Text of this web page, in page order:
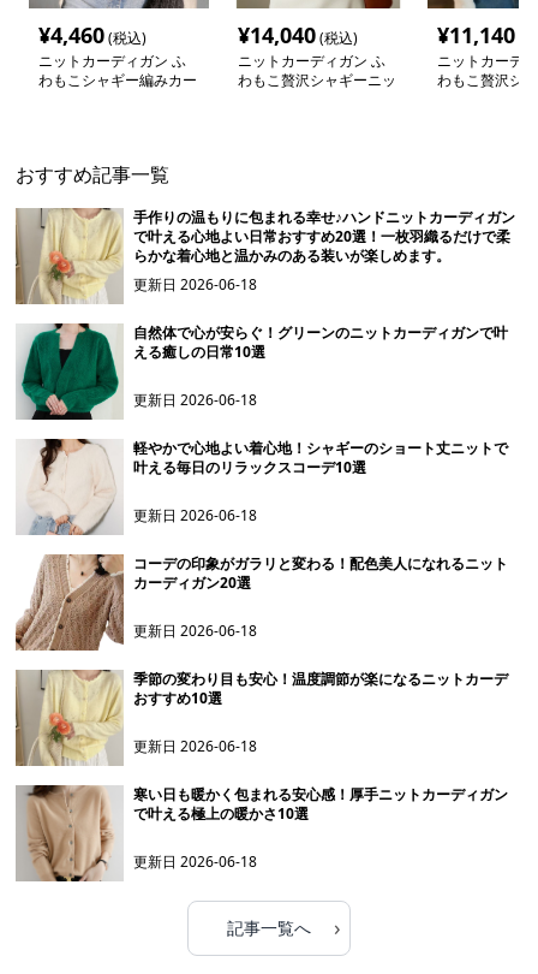
¥4,460(税込)
ニットカーディガン ふ
わもこシャギー編みカー
¥14,040(税込)
ニットカーディガン ふ
わもこ贅沢シャギーニッ
¥11,140
ニットカーデ
わもこ贅沢シ
おすすめ記事一覧
手作りの温もりに包まれる幸せ♪ハンドニットカーディガン
で叶える心地よい日常おすすめ20選！一枚羽織るだけで柔
らかな着心地と温かみのある装いが楽しめます。
更新日2026-06-18
自然体で心が安らぐ！グリーンのニットカーディガンで叶
える癒しの日常10選
更新日2026-06-18
軽やかで心地よい着心地！シャギーのショート丈ニットで
叶える毎日のリラックスコーデ10選
更新日2026-06-18
コーデの印象がガラリと変わる！配色美人になれるニット
カーディガン20選
更新日2026-06-18
季節の変わり目も安心！温度調節が楽になるニットカーデ
おすすめ10選
更新日2026-06-18
寒い日も暖かく包まれる安心感！厚手ニットカーディガン
で叶える極上の暖かさ10選
更新日2026-06-18
記事一覧へ ›